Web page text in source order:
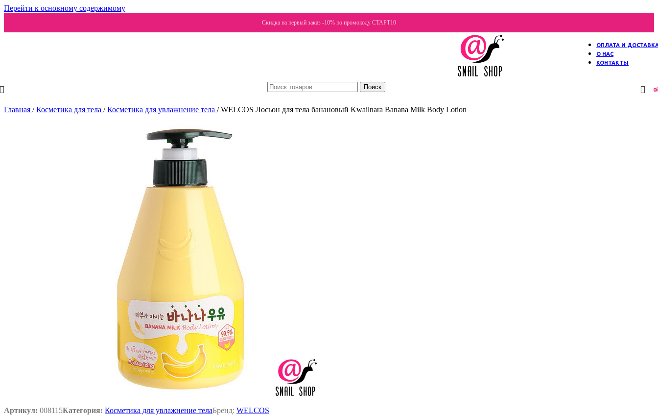
Перейти к основному содержимому
Скидка на первый заказ -10% по промокоду СТАРТ10
ОПЛАТА И
О НАС
КОНТАКТЫ
Поиск 0
Главная / Косметика для тела / Косметика для увлажнение тела / WELCOS Лосьон для тела банановый Kwailnara Banana Milk Body Lotion
Артикул: 008115Категория: Косметика для увлажнение телаБренд: WELCOS